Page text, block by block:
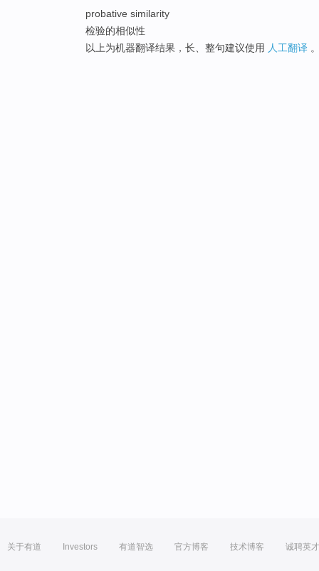
probative similarity
检验的相似性
以上为机器翻译结果，长、整句建议使用 人工翻译
关于有道 Investors 有道智选 官方博客 技术博客 诚聘英才